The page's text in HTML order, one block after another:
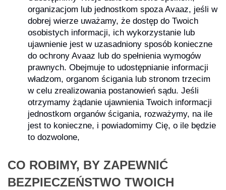
organizacjom lub jednostkom spoza Avaaz, jeśli w
dobrej wierze uważamy, że dostęp do Twoich
osobistych informacji, ich wykorzystanie lub
ujawnienie jest w uzasadniony sposób konieczne
do ochrony Avaaz lub do spełnienia wymogów
prawnych. Obejmuje to udostępnianie informacji
władzom, organom ścigania lub stronom trzecim
w celu zrealizowania postanowień sądu. Jeśli
otrzymamy żądanie ujawnienia Twoich informacji
jednostkom organów ścigania, rozważymy, na ile
jest to konieczne, i powiadomimy Cię, o ile będzie
to dozwolone,
CO ROBIMY, BY ZAPEWNIĆ
BEZPIECZEŃSTWO TWOICH